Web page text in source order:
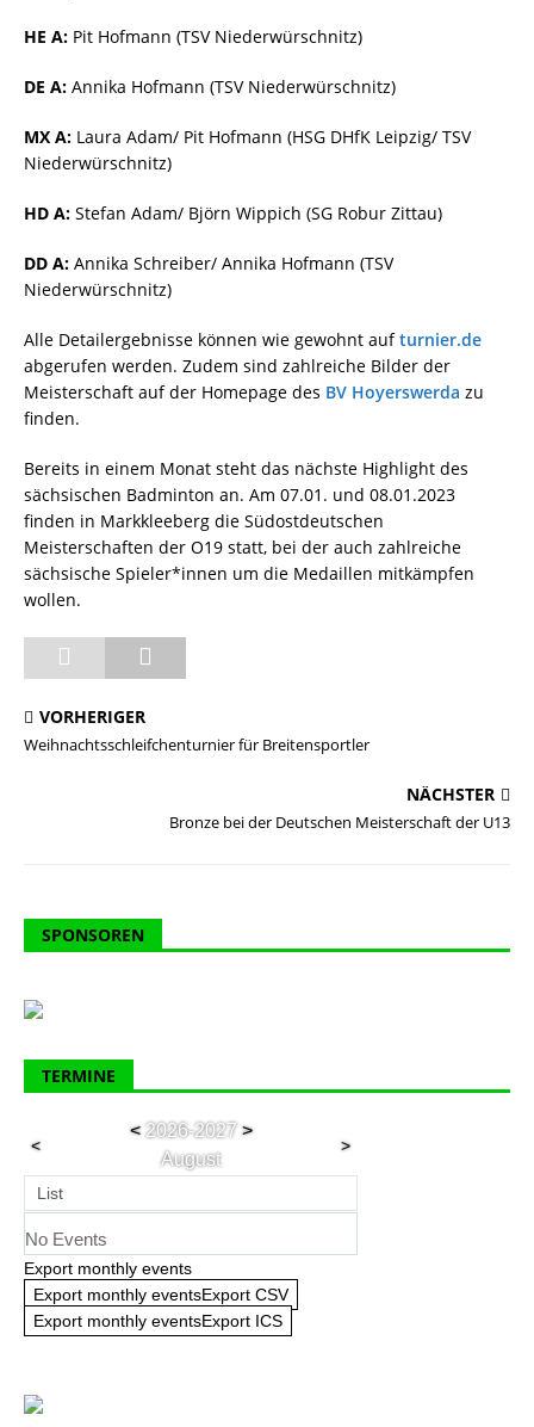
HE A: Pit Hofmann (TSV Niederwürschnitz)
DE A: Annika Hofmann (TSV Niederwürschnitz)
MX A: Laura Adam/ Pit Hofmann (HSG DHfK Leipzig/ TSV
Niederwürschnitz)
HD A: Stefan Adam/ Björn Wippich (SG Robur Zittau)
DD A: Annika Schreiber/ Annika Hofmann (TSV
Niederwürschnitz)
Alle Detailergebnisse können wie gewohnt aufturnier.de
abgerufen werden. Zudem sind zahlreiche Bilder der
Meisterschaft auf der Homepage des BV Hoyerswerda zu
finden.
Bereits in einem Monat steht das nächste Highlight des
sächsischen Badminton an. Am 07.01. und 08.01.2023
finden in Markkleeberg die Südostdeutschen
Meisterschaften der O19 statt, bei der auch zahlreiche
sächsische Spieler*innen um die Medaillen mitkämpfen
wollen.
VORHERIGER
Weihnachtsschleifchenturnier für Breitensportler
NÄCHSTER
Bronze bei der Deutschen Meisterschaft der U13
SPONSOREN
TERMINE
<
<2026-2027 >
August
>
List
No Events
Export monthly events
Export monthly eventsExport CSV
Export monthly eventsExport ICS